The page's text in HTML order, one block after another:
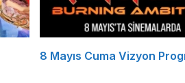
8 Mayıs Cuma Vizyon